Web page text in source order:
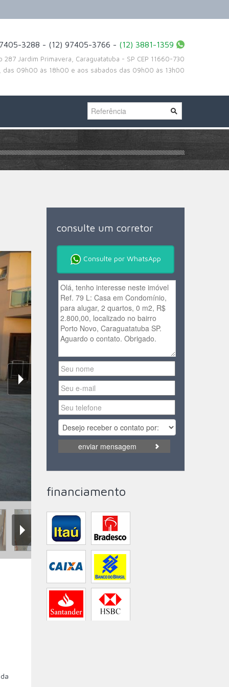
3288 - (12) 97405-3766 - (12) 3881-1359
287 Jardim Primavera, Caraguatatuba - SP CEP 11660-730
das 09h00 às 18h00 e aos sábados das 09h00 às 13h00
consulte um corretor
Consulte por WhatsApp
enviar mensagem
financiamento